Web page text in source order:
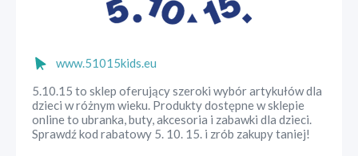
www.51015kids.eu
5.10.15 to sklep oferujący szeroki wybór artykułów dla
dzieci w różnym wieku. Produkty dostępne w sklepie
online to ubranka, buty, akcesoria i zabawki dla dzieci.
Sprawdź kod rabatowy 5. 10. 15. i zrób zakupy taniej!